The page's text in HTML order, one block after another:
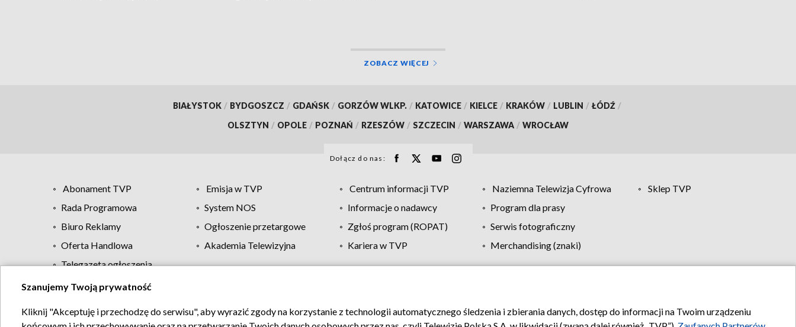
ZOBACZ WIĘCEJ
BIAŁYSTOK / BYDGOSZCZ / GDAŃSK / GORZÓW WLKP. / KATOWICE / KIELCE / KRAKÓW / LUBLIN / ŁÓDŹ /
OLSZTYN / OPOLE / POZNAŃ / RZESZÓW / SZCZECIN / WARSZAWA / WROCŁAW
Dołącz do nas:
Abonament TVP Emisja w TVP Centrum informacji TVP Naziemna Telewizja Cyfrowa
Sklep TVP
Rada Programowa
System NOS Informacje o nadawcy
Program dla prasy
Biuro Reklamy
Ogłoszenie przetargowe Zgłoś program (ROPAT)
Serwis fotograficzny
Oferta Handlowa
Akademia Telewizyjna Kariera w TVP
Merchandising (znaki)
Telegazeta ogłoszenia
Regulamin TVP Polityka prywatności Moje zgody Pomoc Biuro reklamy Kontakt
Szanujemy Twoją prywatność
Kliknij "Akceptuję i przechodzę do serwisu", aby wyrazić zgody na korzystanie z technologii automatycznego śledzenia i zbierania danych, dostęp do informacji na Twoim urządzeniu